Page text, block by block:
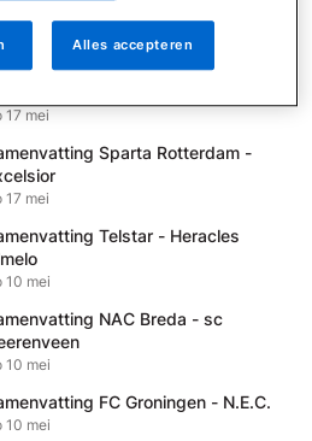
mei
17 mei
Sparta Rotterdam -
17 mei
Telstar - Heracles
10 mei
NAC Breda - sc
10 mei
FC Groningen - N.E.C.
10 mei
Alles accepteren